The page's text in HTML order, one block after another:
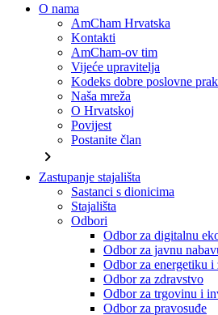
O nama
AmCham Hrvatska
Kontakti
AmCham-ov tim
Vijeće upravitelja
Kodeks dobre poslovne
Naša mreža
O Hrvatskoj
Povijest
Postanite član
chevron_right
Zastupanje stajališta
Sastanci s dionicima
Stajališta
Odbori
Odbor za digitalnu
Odbor za javnu
Odbor za energetiku i
Odbor za zdravstvo
Odbor za trgovinu i
Odbor za pravosuđe